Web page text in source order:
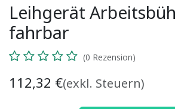
Leihgerät
fahrbar
(0 Rezension)
112,32 €(exkl. Steuern)